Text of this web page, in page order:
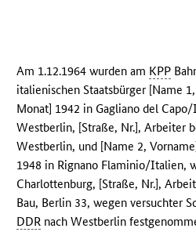
Am 1.12.1964 wurden am KPP
italienischen Staatsbürger [Name
Monat] 1942 in Gagliano del
Westberlin, [Straße, Nr.], Arbeiter
Westberlin, und [Name 2,
1948 in Rignano Flaminio/Italien,
Charlottenburg, [Straße, Nr.],
Bau, Berlin 33, wegen versuchter
DDR nach Westberlin